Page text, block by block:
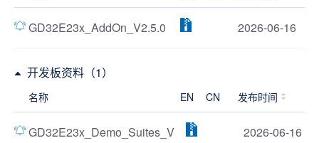
GD32E23x_AddOn_V2.5.0 2026-06-16
开发板资料（1）
名称 EN CN 发布时间
GD32E23x_Demo_Suites_V
2026-06-16